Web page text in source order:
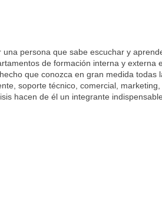
persona que sabe escuchar y
de formación interna y externa
que conozca en gran medida todas
soporte técnico, comercial,
hacen de él un integrante